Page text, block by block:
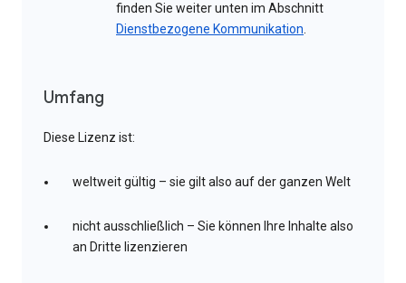
finden Sie weiter unten im Abschnitt
Dienstbezogene Kommunikation.
Umfang
Diese Lizenz ist:
weltweit gültig – sie gilt also auf der ganzen Welt
nicht ausschließlich – Sie können Ihre Inhalte also
an Dritte lizenzieren